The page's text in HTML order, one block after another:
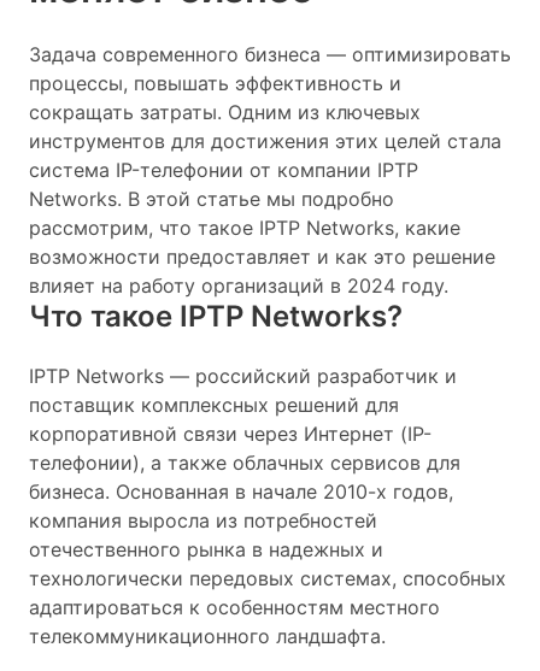
Задача современного бизнеса — оптимизировать
процессы, повышать эффективность и
сокращать затраты. Одним из ключевых
инструментов для достижения этих целей стала
система IP-телефонии от компании IPTP
Networks. В этой статье мы подробно
рассмотрим, что такое IPTP Networks, какие
возможности предоставляет и как это решение
влияет на работу организаций в 2024 году.
Что такое IPTP Networks?
IPTP Networks — российский разработчик и
поставщик комплексных решений для
корпоративной связи через Интернет (IP-
телефонии), а также облачных сервисов для
бизнеса. Основанная в начале 2010-х годов,
компания выросла из потребностей
отечественного рынка в надежных и
технологически передовых системах, способных
адаптироваться к особенностям местного
телекоммуникационного ландшафта.